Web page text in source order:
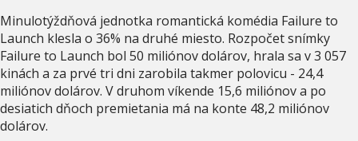
Minulotýždňová jednotka romantická komédia Failure to
Launch klesla o 36% na druhé miesto. Rozpočet snímky
Failure to Launch bol 50 miliónov dolárov, hrala sa v 3 057
kinách a za prvé tri dni zarobila takmer polovicu - 24,4
miliónov dolárov. V druhom víkende 15,6 miliónov a po
desiatich dňoch premietania má na konte 48,2 miliónov
dolárov.